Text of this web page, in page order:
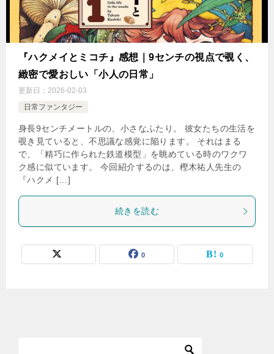
『ハクメイとミコチ』感想｜9センチの視点で覗く、
緻密で愛おしい「小人の日常」
更新日： 2026-02-03
日常ファンタジー
身長9センチメートルの、小さなふたり。 彼女たちの生活を
覗き見ていると、不思議な感覚に陥ります。 それはまる
で、「精巧に作られた鉄道模型」を眺めている時のワクワ
ク感に似ています。 今回紹介するのは、樫木祐人先生の
『ハクメ […]
続きを読む
0 0